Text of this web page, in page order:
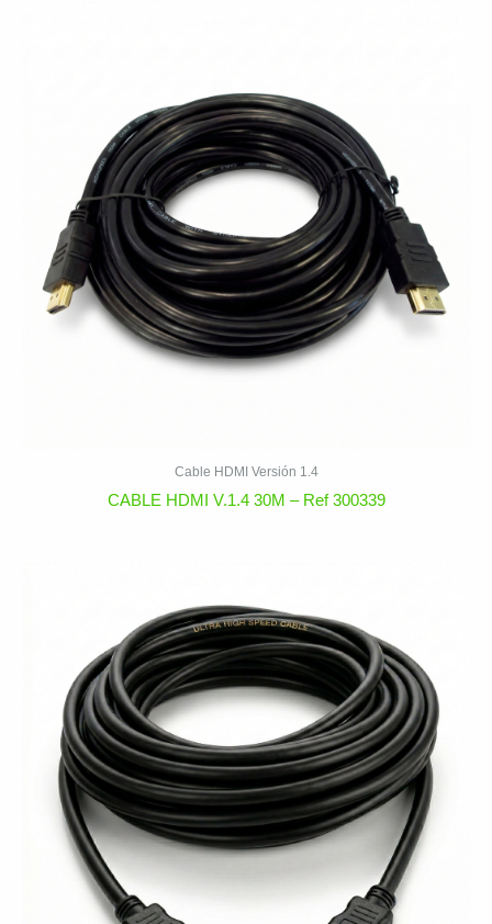
Cable HDMI Versión 1.4
CABLE HDMI V.1.4 30M – Ref 300339